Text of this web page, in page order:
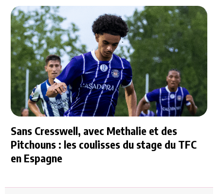
Sans Cresswell, avec Methalie et des
Pitchouns : les coulisses du stage du TFC
en Espagne